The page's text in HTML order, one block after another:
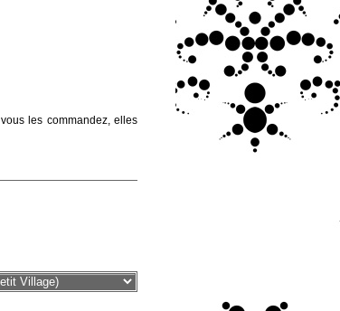
les commandez, elles